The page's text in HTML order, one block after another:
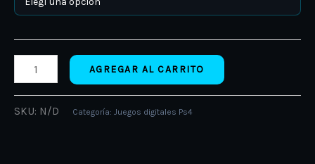
AGREGAR AL CARRITO
SKU: N/D Categoría: Juegos digitales Ps4